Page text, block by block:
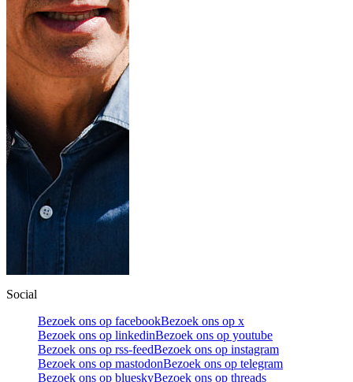
Social
Bezoek ons op facebookBezoek ons op x
Bezoek ons op linkedinBezoek ons op youtube
Bezoek ons op rss-feedBezoek ons op instagram
Bezoek ons op mastodonBezoek ons op telegram
Bezoek ons op blueskyBezoek ons op threads